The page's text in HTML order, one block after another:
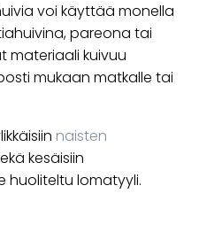
voi käyttää monella
pareona tai
materiaali kuivuu
mukaan matkalle tai
naisten
kesäisiin
huoliteltu lomatyyli.